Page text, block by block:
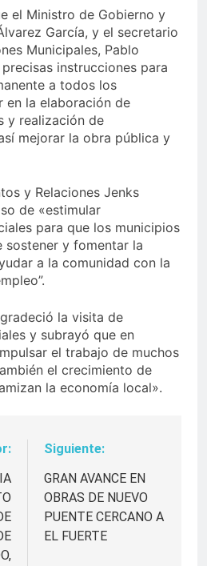
el Ministro de Gobierno y
García, y el secretario
Municipales, Pablo
instrucciones para
a todos los
en la elaboración de
y realización de
mejorar la obra pública y
y Relaciones Jenks
de «estimular
para que los municipios
sostener y fomentar la
a la comunidad con la
la visita de
y subrayó que en
el trabajo de muchos
el crecimiento de
la economía local».
Siguiente:
GRAN AVANCE EN
OBRAS DE NUEVO
PUENTE CERCANO A
EL FUERTE